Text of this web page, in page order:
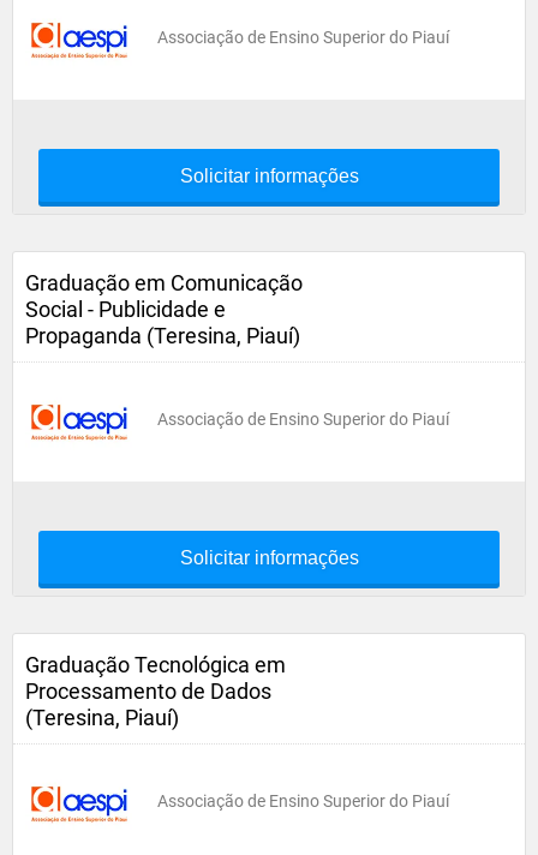
Associação de Ensino Superior do Piauí
Solicitar informações
Graduação em Comunicação
Social - Publicidade e
Propaganda (Teresina, Piauí)
Associação de Ensino Superior do Piauí
Solicitar informações
Graduação Tecnológica em
Processamento de Dados
(Teresina, Piauí)
Associação de Ensino Superior do Piauí